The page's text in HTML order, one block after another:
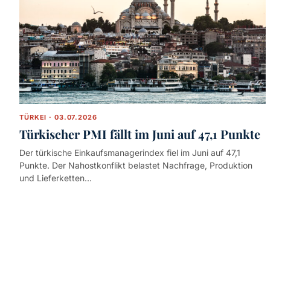
TÜRKEI · 03.07.2026
Türkischer PMI fällt im Juni auf 47,1 Punkte
Der türkische Einkaufsmanagerindex fiel im Juni auf 47,1
Punkte. Der Nahostkonflikt belastet Nachfrage, Produktion
und Lieferketten…